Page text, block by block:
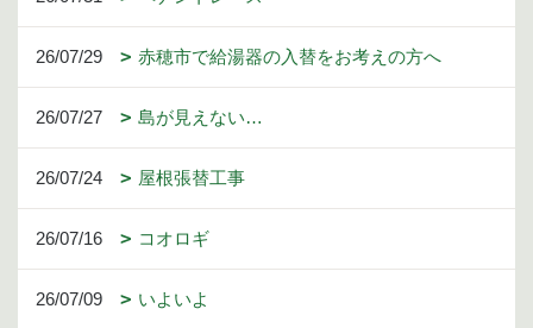
26/07/29 赤穂市で給湯器の入替をお考えの方へ
26/07/27 島が見えない…
26/07/24 屋根張替工事
26/07/16 コオロギ
26/07/09 いよいよ